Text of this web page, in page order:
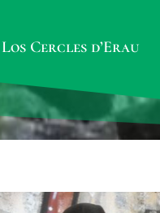
Los Cercles d’Erau